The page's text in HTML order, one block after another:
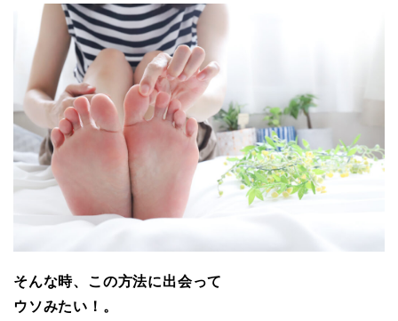
そんな時、この方法に出会って
ウソみたい！。